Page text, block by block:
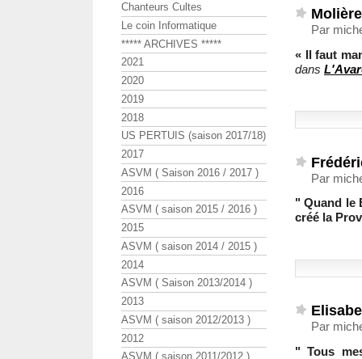
Molière
Par
« Il faut
dans
Par
" Quand le
créé la
Par
" Tous
Chanteurs Cultes
Le coin Informatique
***** ARCHIVES *****
2021
2020
2019
2018
US PERTUIS (saison 2017/18)
2017
ASVM ( Saison 2016 / 2017 )
2016
ASVM ( saison 2015 / 2016 )
2015
ASVM ( saison 2014 / 2015 )
2014
ASVM ( Saison 2013/2014 )
2013
ASVM ( saison 2012/2013 )
2012
ASVM ( saison 2011/2012 )